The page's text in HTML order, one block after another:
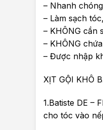
– Nhanh
– Làm sạch
– KHÔNG cần
– KHÔNG
– Được nhập
XỊT GỘI KHÔ
1.Batiste DE –
cho tóc vào